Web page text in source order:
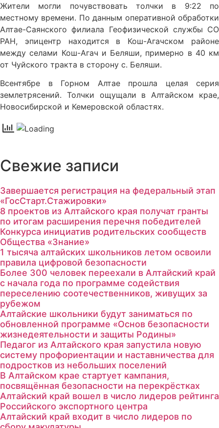
Жители могли почувствовать толчки в 9:22 по
местному времени. По данным оперативной обработки
Алтае-Саянского филиала Геофизической службы СО
РАН, эпицентр находится в Кош-Агачском районе
между селами Кош-Агач и Беляши, примерно в 40 км
от Чуйского тракта в сторону с. Беляши.
Всентябре в Горном Алтае прошла целая серия
землетрясений. Толчки ощущали в Алтайском крае,
Новосибирской и Кемеровской областях.
Свежие записи
Завершается регистрация на федеральный этап
«ГосСтарт.Стажировки»
8 проектов из Алтайского края получат гранты
по итогам расширения перечня победителей
Конкурса инициатив родительских сообществ
Общества «Знание»
1 тысяча алтайских школьников летом освоили
правила цифровой безопасности
Более 300 человек переехали в Алтайский край
с начала года по программе содействия
переселению соотечественников, живущих за
рубежом
Алтайские школьники будут заниматься по
обновленной программе «Основ безопасности
жизнедеятельности и защиты Родины»
Педагог из Алтайского края запустила новую
систему профориентации и наставничества для
подростков из небольших поселений
В Алтайском крае стартует кампания,
посвящённая безопасности на перекрёстках
Алтайский край вошел в число лидеров рейтинга
Российского экспортного центра
Алтайский край входит в число лидеров по